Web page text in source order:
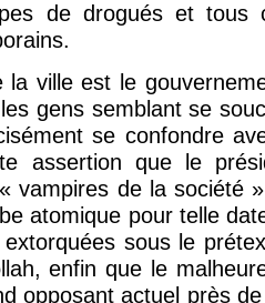
de drogués et
ville est le
gens semblant se
se confondre
assertion que le
vampires de la société
atomique pour telle
sous le
enfin que le
opposant actuel près